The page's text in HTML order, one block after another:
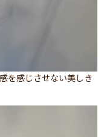
を感じさせない美しき